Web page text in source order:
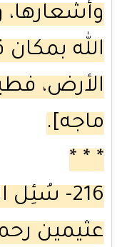
وأشعارها،
الله
الأرض،
ماجه].
* * *
216-
عثيمين